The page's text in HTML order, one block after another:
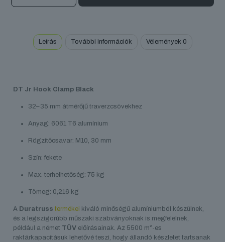
Hook
mennyiség
Leírás További információk Vélemények 0
DT Jr Hook Clamp Black
32–35 mm átmérőjű traverzcsövekhez
Anyag: 6061 T6 alumínium
Rögzítőcsavar: M10, 30 mm
Szín: fekete
Max. terhelhetőség: 75 kg
Tömeg: 0,216 kg
A Duratruss termékei kiváló minőségű alumíniumból készülnek,
és a legszigorúbb műszaki szabványoknak is megfelelnek,
például a német TÜV előírásainak. Az 5500 m²-es
raktárkapacitásuk lehetővé teszi, hogy állandó készletet tartsanak